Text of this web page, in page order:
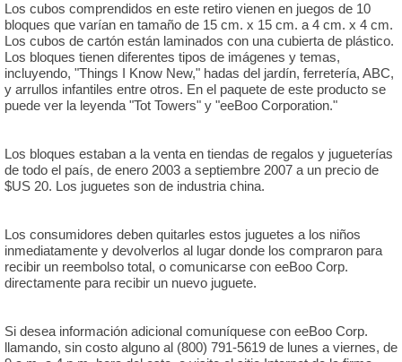
Los cubos comprendidos en este retiro vienen en juegos de 10
bloques que varían en tamaño de 15 cm. x 15 cm. a 4 cm. x 4 cm.
Los cubos de cartón están laminados con una cubierta de plástico.
Los bloques tienen diferentes tipos de imágenes y temas,
incluyendo, "Things I Know New," hadas del jardín, ferretería, ABC,
y arrullos infantiles entre otros. En el paquete de este producto se
puede ver la leyenda "Tot Towers" y "eeBoo Corporation."
Los bloques estaban a la venta en tiendas de regalos y jugueterías
de todo el país, de enero 2003 a septiembre 2007 a un precio de
$US 20. Los juguetes son de industria china.
Los consumidores deben quitarles estos juguetes a los niños
inmediatamente y devolverlos al lugar donde los compraron para
recibir un reembolso total, o comunicarse con eeBoo Corp.
directamente para recibir un nuevo juguete.
Si desea información adicional comuníquese con eeBoo Corp.
llamando, sin costo alguno al (800) 791-5619 de lunes a viernes, de